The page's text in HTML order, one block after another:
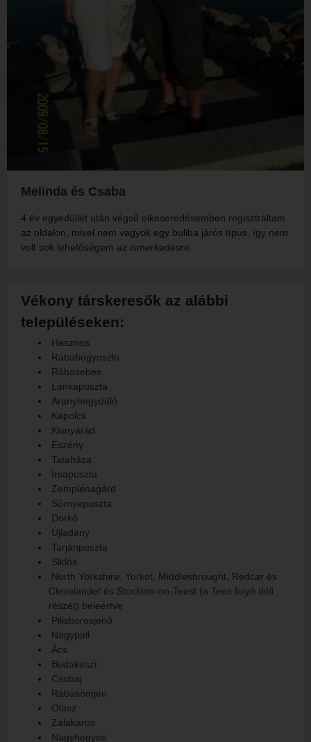
Melinda és Csaba
4 év egyedüllét után végső elkeseredésemben regisztráltam
az oldalon, mivel nem vagyok egy buliba járós típus, így nem
volt sok lehetőségem az ismerkedésre.
Vékony társkeresők az alábbi
településeken:
Hasznos
Rábabogyoszló
Rábasebes
Lánkapuszta
Aranyhegydűlő
Kapolcs
Kisnyárád
Eszény
Tataháza
Irsapuszta
Zemplénagárd
Sörnyepuszta
Dorkó
Újladány
Tarjánpuszta
Siklós
North Yorkshire, Yorkot, Middlesbrought, Redcar és
Clevelandet és Stockton-on-Teest (a Tees folyó déli
részét) beleértve
Pilisborosjenő
Nagypall
Ács
Budakeszi
Csobaj
Rábasömjén
Olasz
Zalakaros
Nagyhegyes